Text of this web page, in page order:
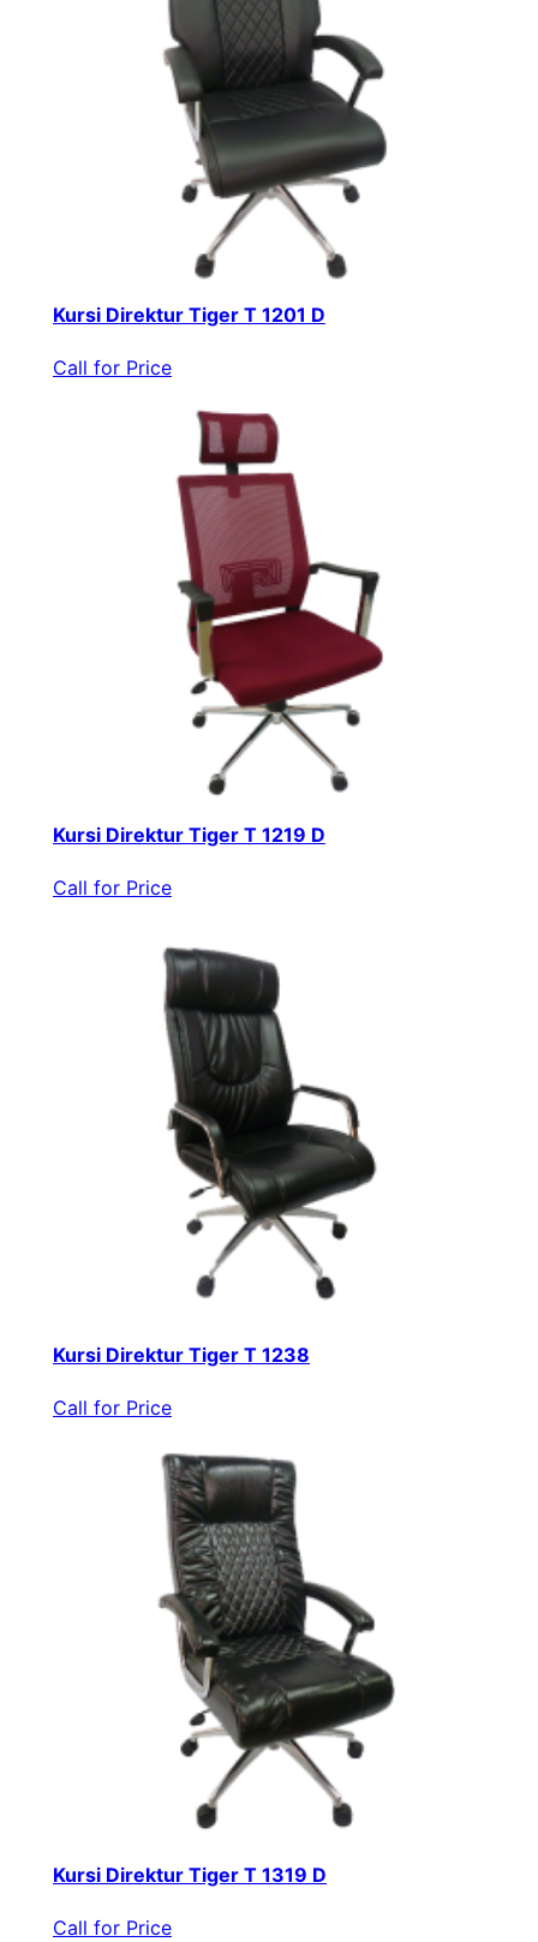
Kursi Direktur Tiger T 1201 D
Call for Price
Kursi Direktur Tiger T 1219 D
Call for Price
Kursi Direktur Tiger T 1238
Call for Price
Kursi Direktur Tiger T 1319 D
Call for Price